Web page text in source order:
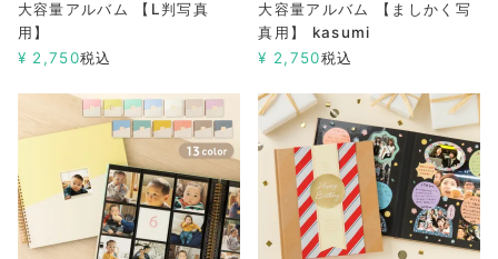
大容量アルバム 【L判写真
用】
¥ 2,750税込
大容量アルバム 【ましかく写
真用】 kasumi
¥ 2,750税込